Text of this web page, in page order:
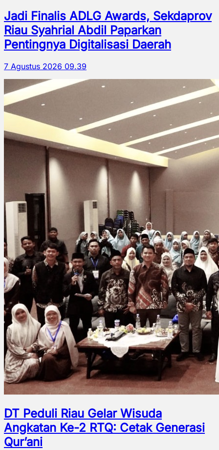
Jadi Finalis ADLG Awards, Sekdaprov
Riau Syahrial Abdil Paparkan
Pentingnya Digitalisasi Daerah
7 Agustus 2026 09.39
DT Peduli Riau Gelar Wisuda
Angkatan Ke-2 RTQ: Cetak Generasi
Qur’ani